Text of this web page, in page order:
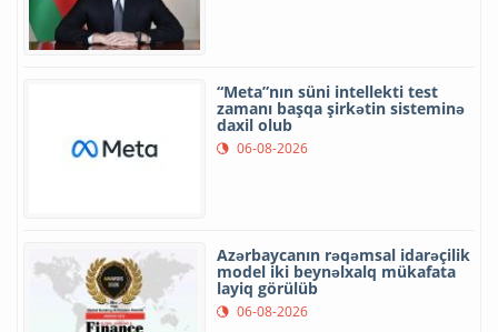
“Meta”nın süni intellekti test
zamanı başqa şirkətin sisteminə
daxil olub
06-08-2026
Azərbaycanın rəqəmsal idarəçilik
model iki beynəlxalq mükafata
layiq görülüb
06-08-2026